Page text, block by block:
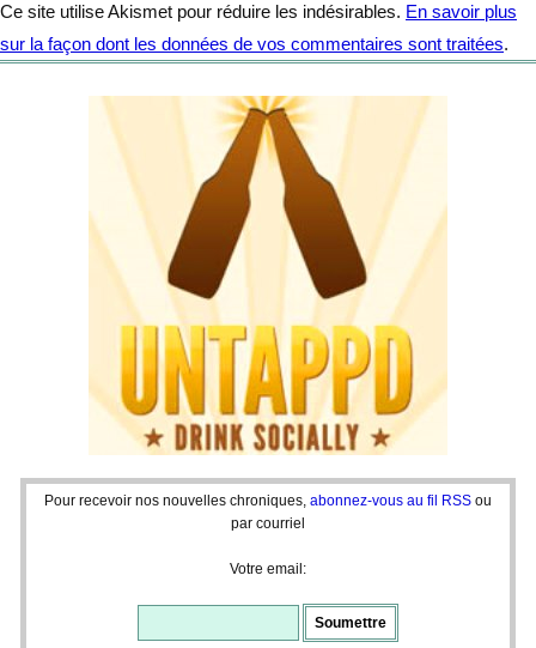
Ce site utilise Akismet pour réduire les indésirables. En savoir plus
sur la façon dont les données de vos commentaires sont traitées.
Pour recevoir nos nouvelles chroniques, abonnez-vous au fil RSS ou
par courriel
Votre email: